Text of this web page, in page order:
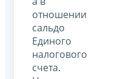
отношении
сальдо
Единого
налогового
счета.